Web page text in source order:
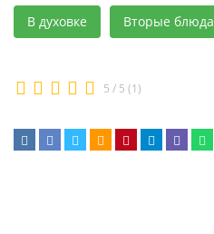
В духовке Вторые блюда
5 / 5 (1)